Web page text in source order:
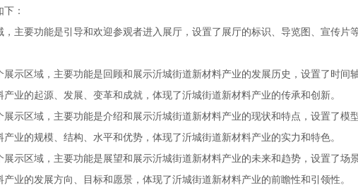
：
主要功能是引导和欢迎参观者进入展厅，设置了展厅的标识、导览图、宣传片
展示区域，主要功能是回顾和展示沂城街道新材料产业的发展历史，设置了时间
业的起源、发展、变革和成就，体现了沂城街道新材料产业的传承和创新。
展示区域，主要功能是介绍和展示沂城街道新材料产业的现状和特点，设置了模
业的规模、结构、水平和优势，体现了沂城街道新材料产业的实力和特色。
展示区域，主要功能是展望和展示沂城街道新材料产业的未来和趋势，设置了场
业的发展方向、目标和愿景，体现了沂城街道新材料产业的前瞻性和引领性。